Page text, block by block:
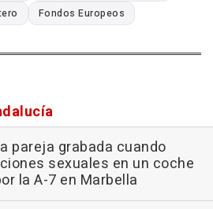
Fondos Europeos
pareja grabada cuando
sexuales en un coche
la A-7 en Marbella